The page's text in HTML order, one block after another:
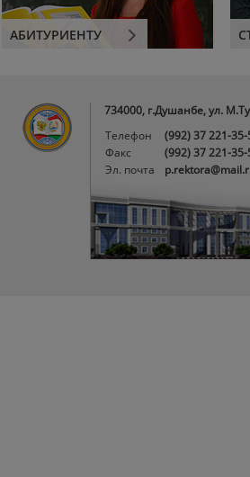
АБИТУРИЕНТУ
734000, г.Душанбе, ул.
Телефон
(992) 37 221-35-
Факс
(992) 37 221-35-
Эл. почта